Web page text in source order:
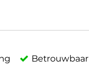
Betrouwbaar